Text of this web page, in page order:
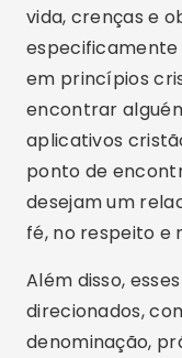
vida, crenças e
em princípios
encontrar
aplicativos
ponto de
desejam um
fé, no respeito e
Além disso,
direcionados,
denominação,